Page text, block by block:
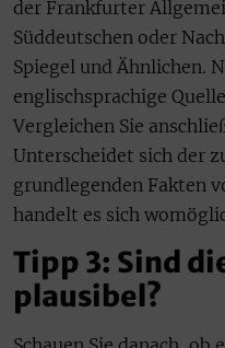
der Frankfurter
Süddeutschen oder
Spiegel und Ähnlichen.
englischsprachige
Vergleichen Sie
Unterscheidet sich der
grundlegenden Fakten
handelt es sich
Tipp 3: Sind
plausibel?